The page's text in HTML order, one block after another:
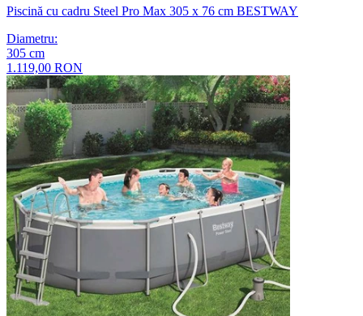
Piscină cu cadru Steel Pro Max 305 x 76 cm BESTWAY
Diametru:
305 cm
1.119,00 RON